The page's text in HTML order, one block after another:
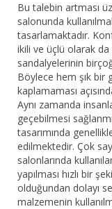
Bu talebin artması
salonunda
tasarlamaktadır.
ikili ve üçlü olarak
sandalyelerinin
Böylece hem şık
kaplamaması
Aynı zamanda
geçebilmesi
tasarımında
edilmektedir. Çok
salonlarında
yapılması hızlı bir
olduğundan dolayı
malzemenin